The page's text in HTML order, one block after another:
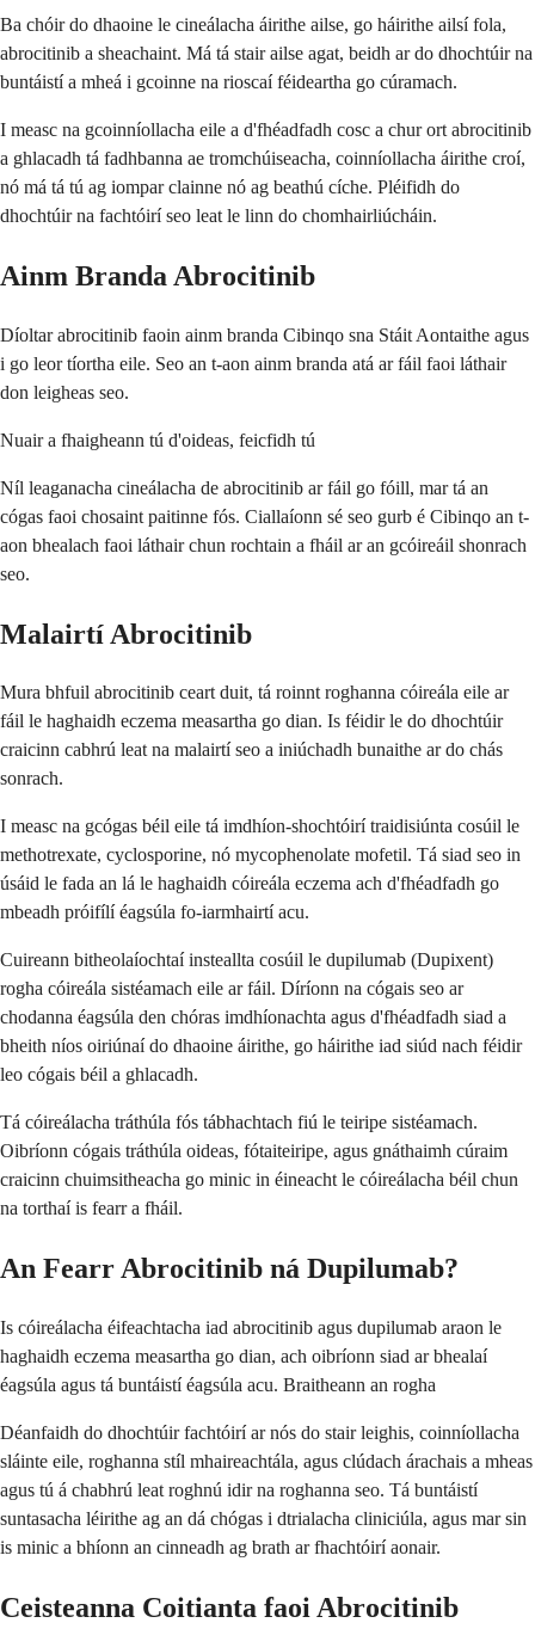
Ba chóir do dhaoine le cineálacha áirithe ailse, go háirithe ailsí fola,
abrocitinib a sheachaint. Má tá stair ailse agat, beidh ar do dhochtúir na
buntáistí a mheá i gcoinne na rioscaí féideartha go cúramach.
I measc na gcoinníollacha eile a d'fhéadfadh cosc a chur ort abrocitinib
a ghlacadh tá fadhbanna ae tromchúiseacha, coinníollacha áirithe croí,
nó má tá tú ag iompar clainne nó ag beathú cíche. Pléifidh do
dhochtúir na fachtóirí seo leat le linn do chomhairliúcháin.
Ainm Branda Abrocitinib
Díoltar abrocitinib faoin ainm branda Cibinqo sna Stáit Aontaithe agus
i go leor tíortha eile. Seo an t-aon ainm branda atá ar fáil faoi láthair
don leigheas seo.
Nuair a fhaigheann tú d'oideas, feicfidh tú
Níl leaganacha cineálacha de abrocitinib ar fáil go fóill, mar tá an
cógas faoi chosaint paitinne fós. Ciallaíonn sé seo gurb é Cibinqo an t-
aon bhealach faoi láthair chun rochtain a fháil ar an gcóireáil shonrach
seo.
Malairtí Abrocitinib
Mura bhfuil abrocitinib ceart duit, tá roinnt roghanna cóireála eile ar
fáil le haghaidh eczema measartha go dian. Is féidir le do dhochtúir
craicinn cabhrú leat na malairtí seo a iniúchadh bunaithe ar do chás
sonrach.
I measc na gcógas béil eile tá imdhíon-shochtóirí traidisiúnta cosúil le
methotrexate, cyclosporine, nó mycophenolate mofetil. Tá siad seo in
úsáid le fada an lá le haghaidh cóireála eczema ach d'fhéadfadh go
mbeadh próifílí éagsúla fo-iarmhairtí acu.
Cuireann bitheolaíochtaí insteallta cosúil le dupilumab (Dupixent)
rogha cóireála sistéamach eile ar fáil. Díríonn na cógais seo ar
chodanna éagsúla den chóras imdhíonachta agus d'fhéadfadh siad a
bheith níos oiriúnaí do dhaoine áirithe, go háirithe iad siúd nach féidir
leo cógais béil a ghlacadh.
Tá cóireálacha tráthúla fós tábhachtach fiú le teiripe sistéamach.
Oibríonn cógais tráthúla oideas, fótaiteiripe, agus gnáthaimh cúraim
craicinn chuimsitheacha go minic in éineacht le cóireálacha béil chun
na torthaí is fearr a fháil.
An Fearr Abrocitinib ná Dupilumab?
Is cóireálacha éifeachtacha iad abrocitinib agus dupilumab araon le
haghaidh eczema measartha go dian, ach oibríonn siad ar bhealaí
éagsúla agus tá buntáistí éagsúla acu. Braitheann an rogha
Déanfaidh do dhochtúir fachtóirí ar nós do stair leighis, coinníollacha
sláinte eile, roghanna stíl mhaireachtála, agus clúdach árachais a mheas
agus tú á chabhrú leat roghnú idir na roghanna seo. Tá buntáistí
suntasacha léirithe ag an dá chógas i dtrialacha cliniciúla, agus mar sin
is minic a bhíonn an cinneadh ag brath ar fhachtóirí aonair.
Ceisteanna Coitianta faoi Abrocitinib